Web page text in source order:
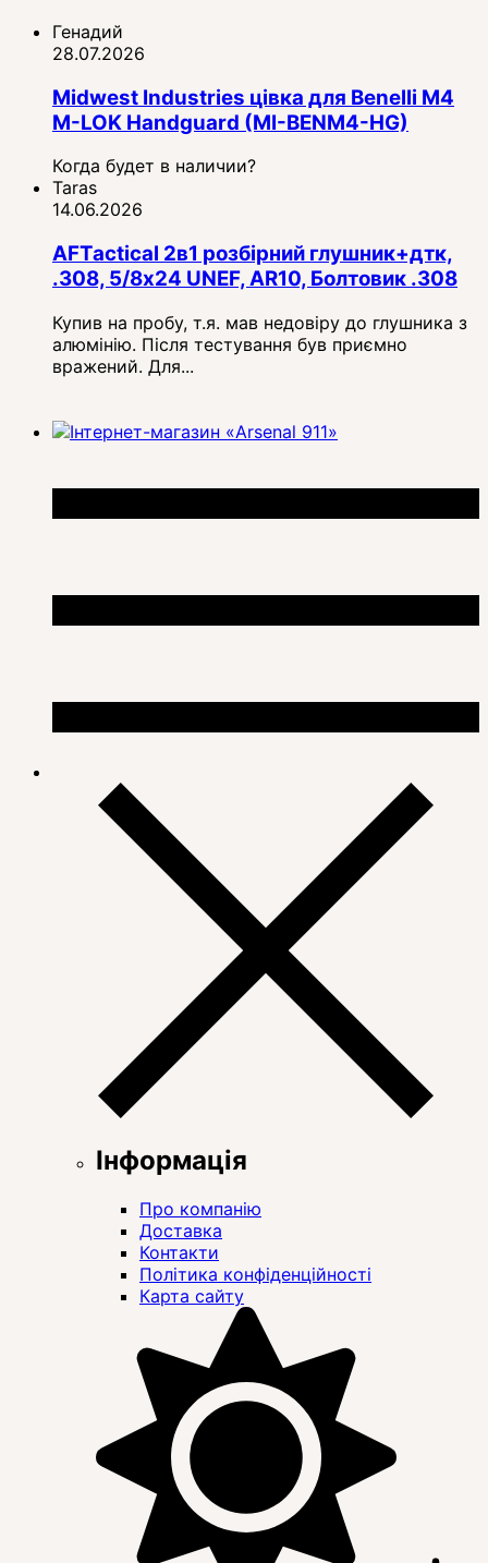
Генадий
28.07.2026
Midwest Industries цівка для Benelli M4
M-LOK Handguard (MI-BENM4-HG)
Когда будет в наличии?
Taras
14.06.2026
AFTactical 2в1 розбірний глушник+дтк,
.308, 5/8x24 UNEF, AR10, Болтовик .308
Купив на пробу, т.я. мав недовіру до глушника з
алюмінію. Після тестування був приємно
вражений. Для...
Інформація
Про компанію
Доставка
Контакти
Політика конфіденційності
Карта сайту